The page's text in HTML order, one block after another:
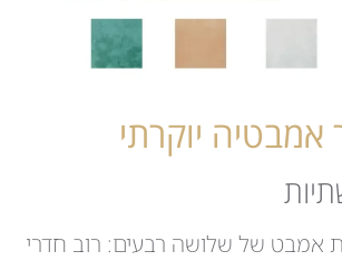
אמבטיה יוקרתי
אמבט של שלושה רבעים: רוב חדרי